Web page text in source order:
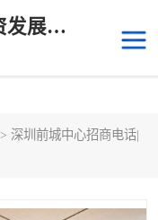
深圳市海裕投资发展有限公司
> 深圳前城中心招商电话|